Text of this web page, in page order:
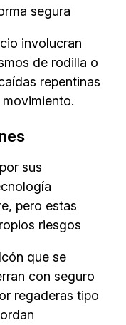
segura
involucran
de rodilla o
repentinas
sus
pero estas
riesgos
que se
con seguro
regaderas tipo